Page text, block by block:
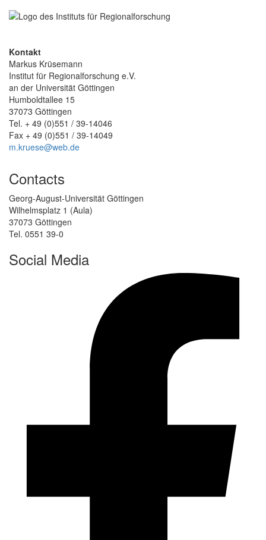
Kontakt
Markus Krüsemann
Institut für Regionalforschung e.V.
an der Universität Göttingen
Humboldtallee 15
37073 Göttingen
Tel. + 49 (0)551 / 39-14046
Fax + 49 (0)551 / 39-14049
m.kruese@web.de
Contacts
Georg-August-Universität Göttingen
Wilhelmsplatz 1 (Aula)
37073 Göttingen
Tel. 0551 39-0
Social Media